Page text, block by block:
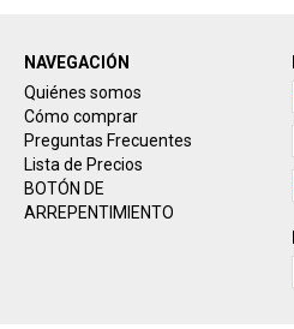
NAVEGACIÓN
Quiénes somos
Cómo comprar
Preguntas Frecuentes
Lista de Precios
BOTÓN DE
ARREPENTIMIENTO